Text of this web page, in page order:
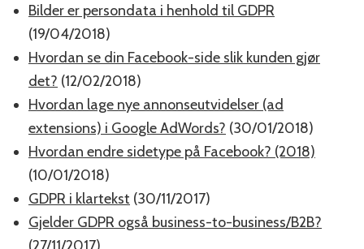
Bilder er persondata i henhold til GDPR
(19/04/2018)
Hvordan se din Facebook-side slik kunden gjør
det? (12/02/2018)
Hvordan lage nye annonseutvidelser (ad
extensions) i Google AdWords? (30/01/2018)
Hvordan endre sidetype på Facebook? (2018)
(10/01/2018)
GDPR i klartekst (30/11/2017)
Gjelder GDPR også business-to-business/B2B?